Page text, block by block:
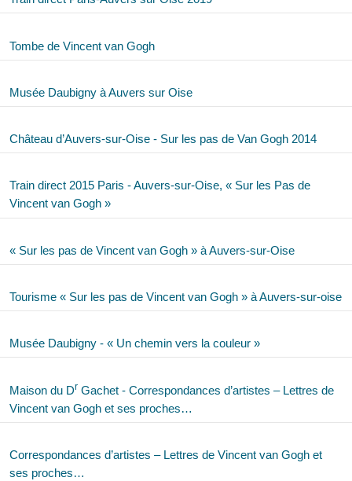
Tombe de Vincent van Gogh
Musée Daubigny à Auvers sur Oise
Château d’Auvers-sur-Oise - Sur les pas de Van Gogh 2014
Train direct 2015 Paris - Auvers-sur-Oise, « Sur les Pas de
Vincent van Gogh »
« Sur les pas de Vincent van Gogh » à Auvers-sur-Oise
Tourisme « Sur les pas de Vincent van Gogh » à Auvers-sur-oise
Musée Daubigny - « Un chemin vers la couleur »
Maison du Dr Gachet - Correspondances d’artistes – Lettres de
Vincent van Gogh et ses proches…
Correspondances d’artistes – Lettres de Vincent van Gogh et
ses proches…